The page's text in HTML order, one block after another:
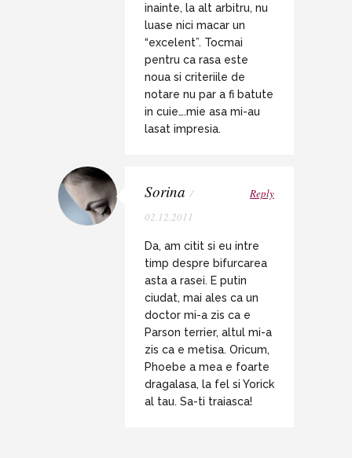
inainte, la alt arbitru, nu
luase nici macar un
“excelent”. Tocmai
pentru ca rasa este
noua si criteriile de
notare nu par a fi batute
in cuie….mie asa mi-au
lasat impresia.
Sorina /
02.12.2011
Reply
Da, am citit si eu intre
timp despre bifurcarea
asta a rasei. E putin
ciudat, mai ales ca un
doctor mi-a zis ca e
Parson terrier, altul mi-a
zis ca e metisa. Oricum,
Phoebe a mea e foarte
dragalasa, la fel si Yorick
al tau. Sa-ti traiasca!